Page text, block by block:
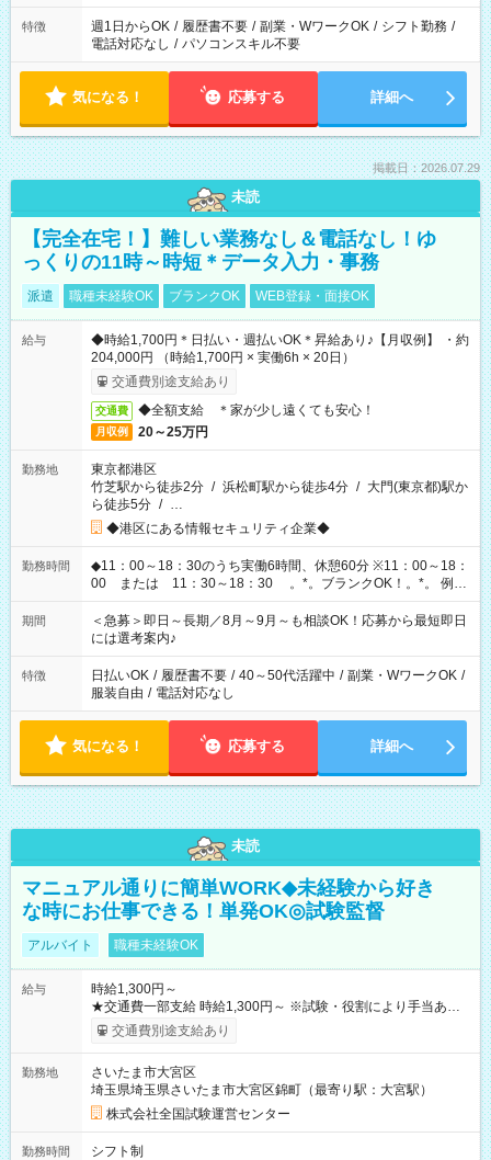
特徴 週1日からOK / 履歴書不要 / 副業・WワークOK / シフト勤務 /
電話対応なし / パソコンスキル不要
気になる！ 応募する 詳細へ
掲載日：2026.07.29
未読
【完全在宅！】難しい業務なし＆電話なし！ゆ
っくりの11時～時短＊データ入力・事務
派遣 職種未経験OK ブランクOK WEB登録・面接OK
給与
◆時給1,700円＊日払い・週払いOK＊昇給あり♪【月収例】 ・約
204,000円 （時給1,700円 × 実働6h × 20日）
交通費別途支給あり
交通費 ◆全額支給 ＊家が少し遠くても安心！
月収例 20～25万円
勤務地
東京都港区
竹芝駅から徒歩2分 / 浜松町駅から徒歩4分 / 大門(東京都)駅か
ら徒歩5分 / …
◆港区にある情報セキュリティ企業◆
勤務時間
◆11：00～18：30のうち実働6時間、休憩60分 ※11：00～18：
00 または 11：30～18：30 。*。ブランクOK！。*。 例え
ば前職が、 在宅/財団法人/事務/コールセンター/受付/販売/カフェ
スタッフ スイーツ販売/ホテルフロント/化粧品販売/など 様々な
業界から入社して活躍されています♪
期間
＜急募＞即日～長期／8月～9月～も相談OK！応募から最短即日
には選考案内♪
特徴 日払いOK / 履歴書不要 / 40～50代活躍中 / 副業・WワークOK /
服装自由 / 電話対応なし
気になる！ 応募する 詳細へ
未読
マニュアル通りに簡単WORK◆未経験から好き
な時にお仕事できる！単発OK◎試験監督
アルバイト 職種未経験OK
給与
時給1,300円～
★交通費一部支給 時給1,300円～ ※試験・役割により手当あり
※勤務回数により昇給あり 【即給（前払い）オプションあ
り！】 希望される場合、勤務から1週間ほどで給与の一部を受け
例】 ・河合塾模擬試験 8:30～17:30（休憩1時間） 時給1,300円
×8時間＝日収10,400円＋交通費 ※当日の役割により時給＋100
円の場合あり ・国家試験 7:00～13:30（休憩なし） 時給1,300
円（役割手当＋100円）×6時間＝日収8,400円＋交通費 【試用期
間】試用期間なし
交通費別途支給あり
勤務地
さいたま市大宮区
埼玉県埼玉県さいたま市大宮区錦町（最寄り駅：大宮駅）
株式会社全国試験運営センター
勤務時間
シフト制